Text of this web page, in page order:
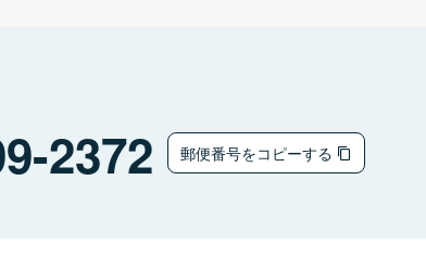
2372 郵便番号をコピーする